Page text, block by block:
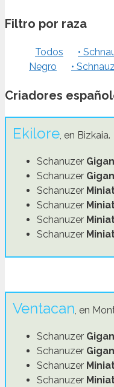
Filtro por raza
Todos •
Negro
•
Criadores
Ekilore, en Bizkaia.
Schanuzer
Schanuzer
Schanuzer
Schanuzer
Schanuzer
Schanuzer
Ventacan, en
Schanuzer
Schanuzer
Schanuzer
Schanuzer